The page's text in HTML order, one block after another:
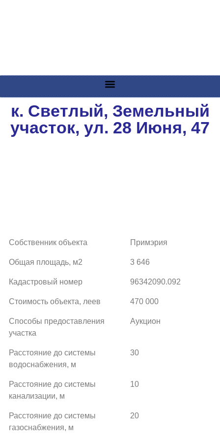
к. Светлый, Земельный
участок, ул. 28 Июня, 47
Собственник объекта Примэрия
Общая площадь, м2 3 646
Кадастровый номер 96342090.092
Стоимость объекта, леев 470 000
Способы предоставления
участка
Аукцион
Расстояние до системы
водоснабжения, м
30
Расстояние до системы
канализации, м
10
Расстояние до системы
газоснабжения, м
20